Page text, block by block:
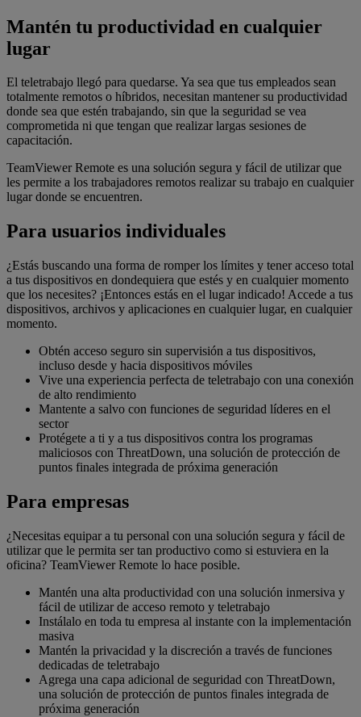
Mantén tu productividad en cualquier
lugar
El teletrabajo llegó para quedarse. Ya sea que tus empleados sean
totalmente remotos o híbridos, necesitan mantener su productividad
donde sea que estén trabajando, sin que la seguridad se vea
comprometida ni que tengan que realizar largas sesiones de
capacitación.
TeamViewer Remote es una solución segura y fácil de utilizar que
les permite a los trabajadores remotos realizar su trabajo en cualquier
lugar donde se encuentren.
Para usuarios individuales
¿Estás buscando una forma de romper los límites y tener acceso total
a tus dispositivos en dondequiera que estés y en cualquier momento
que los necesites? ¡Entonces estás en el lugar indicado! Accede a tus
dispositivos, archivos y aplicaciones en cualquier lugar, en cualquier
momento.
Obtén acceso seguro sin supervisión a tus dispositivos,
incluso desde y hacia dispositivos móviles
Vive una experiencia perfecta de teletrabajo con una conexión
de alto rendimiento
Mantente a salvo con funciones de seguridad líderes en el
sector
Protégete a ti y a tus dispositivos contra los programas
maliciosos con ThreatDown, una solución de protección de
puntos finales integrada de próxima generación
Para empresas
¿Necesitas equipar a tu personal con una solución segura y fácil de
utilizar que le permita ser tan productivo como si estuviera en la
oficina? TeamViewer Remote lo hace posible.
Mantén una alta productividad con una solución inmersiva y
fácil de utilizar de acceso remoto y teletrabajo
Instálalo en toda tu empresa al instante con la implementación
masiva
Mantén la privacidad y la discreción a través de funciones
dedicadas de teletrabajo
Agrega una capa adicional de seguridad con ThreatDown,
una solución de protección de puntos finales integrada de
próxima generación